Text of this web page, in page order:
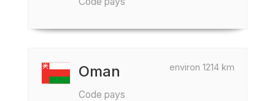
environ 1214 km
Oman
Code pays